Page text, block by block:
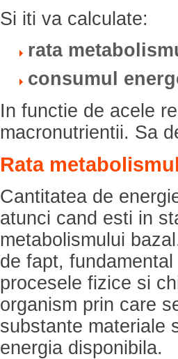
Si iti va calculate:
rata
consumul
In functie de acele
macronutrientii. Sa
Rata
Cantitatea de
atunci cand esti in
metabolismului
de fapt, fundamental
procesele fizice si
organism prin care
substante materiale
energia disponibila.